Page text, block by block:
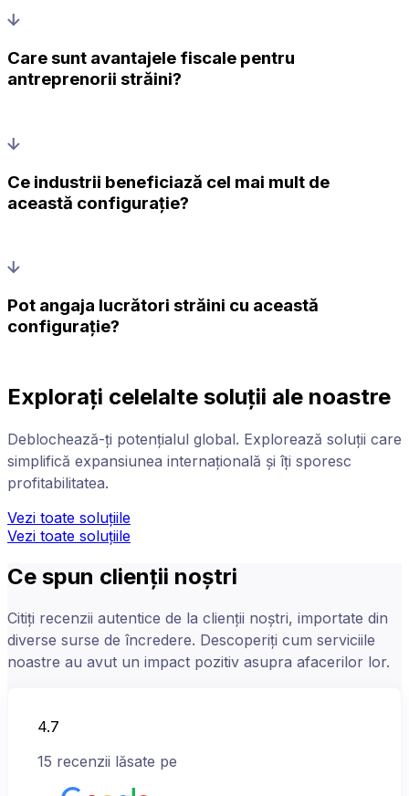
Care sunt avantajele fiscale pentru
antreprenorii străini?
Ce industrii beneficiază cel mai mult de
această configurație?
Pot angaja lucrători străini cu această
configurație?
Explorați celelalte soluții ale noastre
Deblochează-ți potențialul global. Explorează soluții care
simplifică expansiunea internațională și îți sporesc
profitabilitatea.
Vezi toate soluțiile
Vezi toate soluțiile
Ce spun clienții noștri
Citiți recenzii autentice de la clienții noștri, importate din
diverse surse de încredere. Descoperiți cum serviciile
noastre au avut un impact pozitiv asupra afacerilor lor.
4.7
15 recenzii lăsate pe